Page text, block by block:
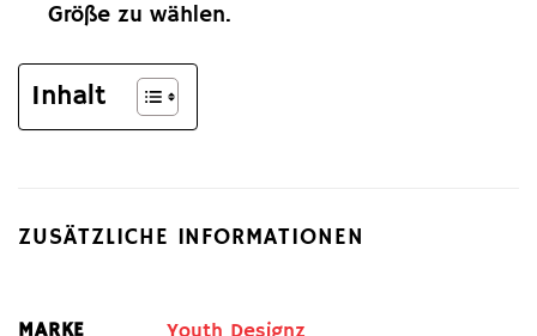
Größe zu wählen.
Inhalt
ZUSÄTZLICHE INFORMATIONEN
MARKE